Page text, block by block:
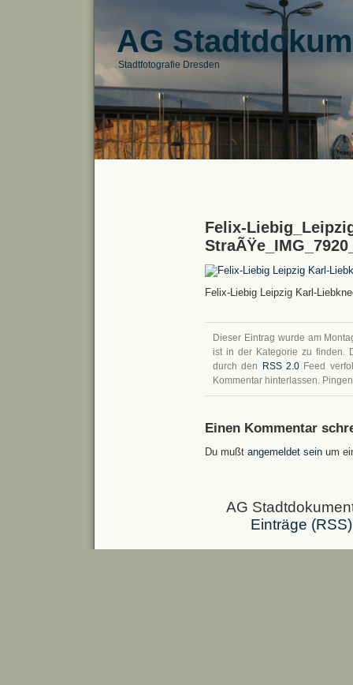
AG
Stadtfotografie Dresden
Felix-
Felix-Liebig Leipzig Karl-
Dieser Eintrag wurde am
ist in der Kategorie zu finden.
durch den
RSS 2.0 Feed
Kommentar hinterlassen.
Einen Kommentar
Du mußt angemeldet sein um
AG
Einträge (RSS)